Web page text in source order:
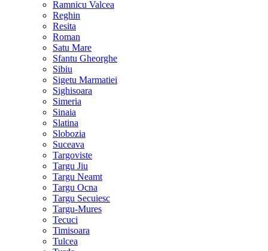
Ramnicu Valcea
Reghin
Resita
Roman
Satu Mare
Sfantu Gheorghe
Sibiu
Sigetu Marmatiei
Sighisoara
Simeria
Sinaia
Slatina
Slobozia
Suceava
Targoviste
Targu Jiu
Targu Neamt
Targu Ocna
Targu Secuiesc
Targu-Mures
Tecuci
Timisoara
Tulcea